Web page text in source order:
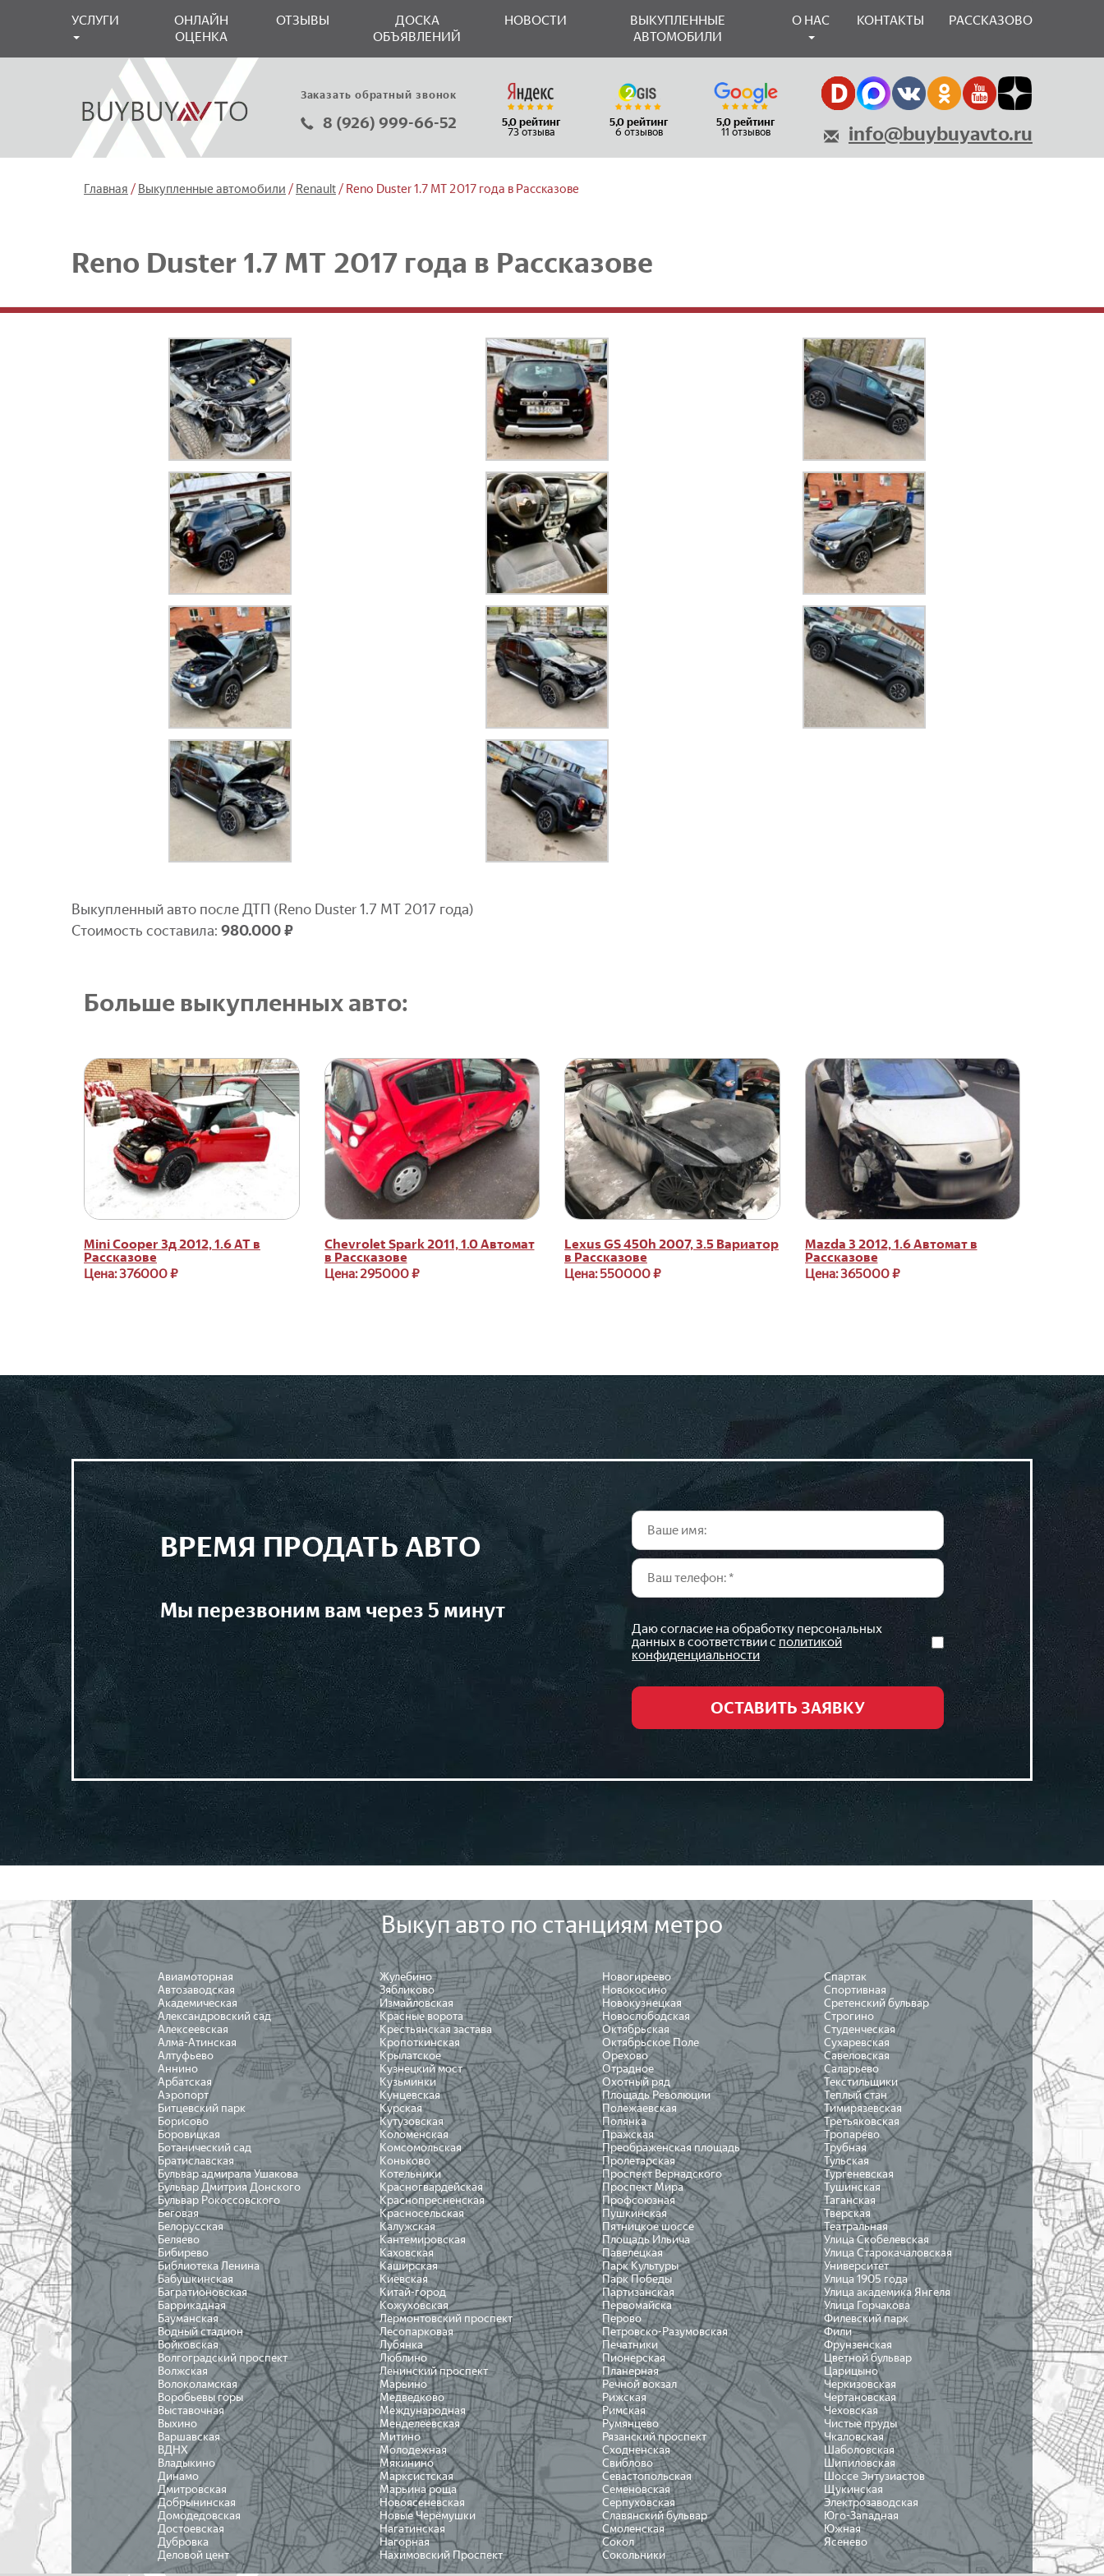
УСЛУГИ
ОНЛАЙН
ОЦЕНКА
ОТЗЫВЫ
ДОСКА
ОБЪЯВЛЕНИЙ
НОВОСТИ
ВЫКУПЛЕННЫЕ
АВТОМОБИЛИ
О НАС КОНТАКТЫ РАССКАЗОВО
info@buybuyavto.ru
5,0 рейтинг
73 отзыва
5,0 рейтинг
6 отзывов
5,0 рейтинг
11 отзывов
Заказать обратный звонок
8 (926) 999-66-52
Главная / Выкупленные автомобили / Renault / Reno Duster 1.7 МТ 2017 года в Рассказове
Reno Duster 1.7 МТ 2017 года в Рассказове
Выкупленный авто после ДТП (Reno Duster 1.7 МТ 2017 года)
Стоимость составила: 980.000 ₽
Больше выкупленных авто:
Mini Cooper 3д 2012, 1.6 АТ в
Рассказове
Цена: 376000 ₽
Chevrolet Spark 2011, 1.0 Автомат
в Рассказове
Цена: 295000 ₽
Lexus GS 450h 2007, 3.5 Вариатор
в Рассказове
Цена: 550000 ₽
Mazda 3 2012, 1.6 Автомат в
Рассказове
Цена: 365000 ₽
ВРЕМЯ ПРОДАТЬ АВТО
мы перезвоним вам через 5 минут
Даю согласие на обработку персональных
данных в соответствии сполитикой
конфиденциальности
Выкуп авто по станциям метро
Авиамоторная
Автозаводская
Академическая
Александровский сад
Алексеевская
Алма-Атинская
Алтуфьево
Аннино
Арбатская
Аэропорт
Битцевский парк
Борисово
Боровицкая
Ботанический сад
Братиславская
Бульвар адмирала Ушакова
Бульвар Дмитрия Донского
Бульвар Рокоссовского
Беговая
Белорусская
Беляево
Бибирево
Библиотека Ленина
Бабушкинская
Багратионовская
Баррикадная
Бауманская
Водный стадион
Войковская
Волгоградский проспект
Волжская
Волоколамская
Воробьевы горы
Выставочная
Выхино
Варшавская
ВДНХ
Владыкино
Динамо
Дмитровская
Добрынинская
Домодедовская
Достоевская
Дубровка
Деловой цент
Жулебино
Зябликово
Измайловская
Красные ворота
Крестьянская застава
Кропоткинская
Крылатское
Кузнецкий мост
Кузьминки
Кунцевская
Курская
Кутузовская
Коломенская
Комсомольская
Коньково
Котельники
Красногвардейская
Краснопресненская
Красносельская
Калужская
Кантемировская
Каховская
Каширская
Киевская
Китай-город
Кожуховская
Лермонтовский проспект
Лесопарковая
Лубянка
Люблино
Ленинский проспект
Марьино
Медведково
Международная
Менделеевская
Митино
Молодежная
Мякинино
Марксистская
Марьина роща
Новоясеневская
Новые Черёмушки
Нагатинская
Нагорная
Нахимовский Проспект
Новогиреево
Новокосино
Новокузнецкая
Новослободская
Октябрьская
Октябрьское Поле
Орехово
Отрадное
Охотный ряд
Площадь Революции
Полежаевская
Полянка
Пражская
Преображенская площадь
Пролетарская
Проспект Вернадского
Проспект Мира
Профсоюзная
Пушкинская
Пятницкое шоссе
Площадь Ильича
Павелецкая
Парк Культуры
Парк Победы
Партизанская
Первомайска
Перово
Петровско-Разумовская
Печатники
Пионерская
Планерная
Речной вокзал
Рижская
Римская
Румянцево
Рязанский проспект
Сходненская
Свиблово
Севастопольская
Семеновская
Серпуховская
Славянский бульвар
Смоленская
Сокол
Сокольники
Спартак
Спортивная
Сретенский бульвар
Строгино
Студенческая
Сухаревская
Савеловская
Саларьево
Текстильщики
Теплый стан
Тимирязевская
Третьяковская
Тропарёво
Трубная
Тульская
Тургеневская
Тушинская
Таганская
Тверская
Театральная
Улица Скобелевская
Улица Старокачаловская
Университет
Улица 1905 года
Улица академика Янгеля
Улица Горчакова
Филевский парк
Фили
Фрунзенская
Цветной бульвар
Царицыно
Черкизовская
Чертановская
Чеховская
Чистые пруды
Чкаловская
Шаболовская
Шипиловская
Шоссе Энтузиастов
Щукинская
Электрозаводская
Юго-Западная
Южная
Ясенево